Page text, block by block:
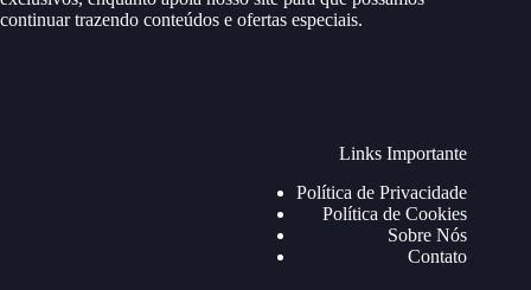
continuar trazendo conteúdos e ofertas especiais.
Links Importante
Política de Privacidade
Política de Cookies
Sobre Nós
Contato